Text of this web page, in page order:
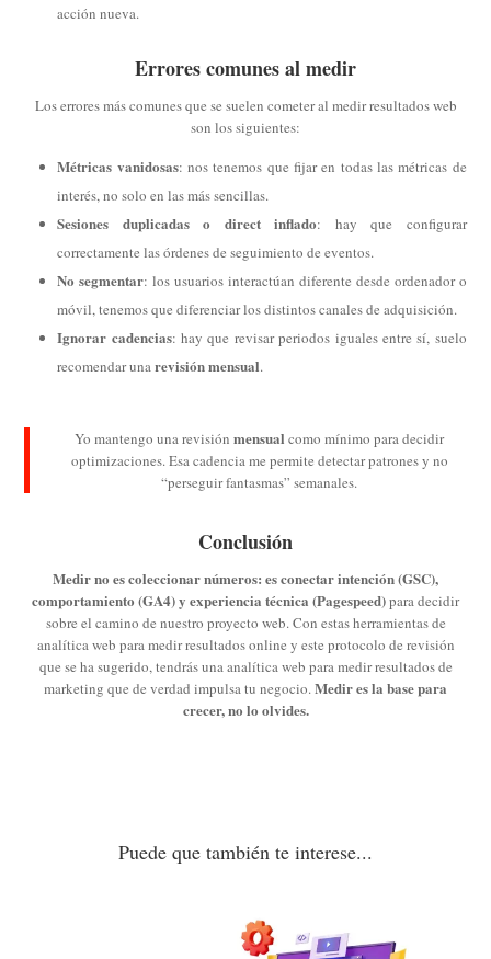
acción nueva.
Errores comunes al medir
Los errores más comunes que se suelen cometer al medir resultados web
son los siguientes:
Métricas vanidosas: nos tenemos que fijar en todas las métricas de
interés, no solo en las más sencillas.
Sesiones duplicadas o direct inflado: hay que configurar
correctamente las órdenes de seguimiento de eventos.
No segmentar: los usuarios interactúan diferente desde ordenador o
móvil, tenemos que diferenciar los distintos canales de adquisición.
Ignorar cadencias: hay que revisar periodos iguales entre sí, suelo
recomendar unarevisión mensual.
Yo mantengo una revisión mensual como mínimo para decidir
optimizaciones. Esa cadencia me permite detectar patrones y no
“perseguir fantasmas” semanales.
Conclusión
Medir no es coleccionar números: es conectar intención (GSC),
comportamiento (GA4) y experiencia técnica (Pagespeed)para decidir
sobre el camino de nuestro proyecto web. Con estas herramientas de
analítica web para medir resultados online y este protocolo de revisión
que se ha sugerido, tendrás una analítica web para medir resultados de
marketing que de verdad impulsa tu negocio.Medir es la base para
crecer, no lo olvides.
Puede que también te interese...